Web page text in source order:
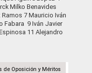
Milko Benavides
7 Mauricio Iván
Fabara 9 Iván Javier
11 Alejandro
de Oposición y Méritos